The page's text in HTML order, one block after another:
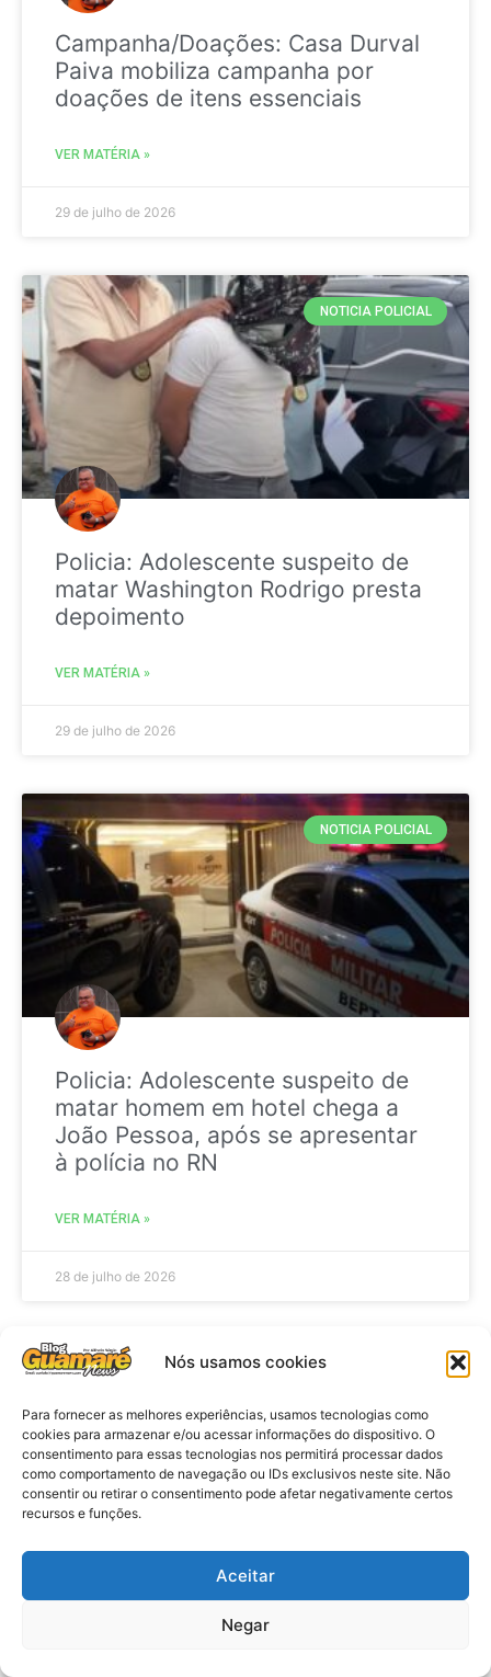
Nós usamos cookies
Para fornecer as melhores experiências, usamos tecnologias como
cookies para armazenar e/ou acessar informações do dispositivo. O
consentimento para essas tecnologias nos permitirá processar dados
como comportamento de navegação ou IDs exclusivos neste site. Não
consentir ou retirar o consentimento pode afetar negativamente certos
recursos e funções.
Aceitar
Negar
Campanha/Doações: Casa Durval
Paiva mobiliza campanha por
doações de itens essenciais
VER MATÉRIA »
29 de julho de 2026
NOTICIA POLICIAL
Policia: Adolescente suspeito de
matar Washington Rodrigo presta
depoimento
VER MATÉRIA »
29 de julho de 2026
NOTICIA POLICIAL
Policia: Adolescente suspeito de
matar homem em hotel chega a
João Pessoa, após se apresentar
à polícia no RN
VER MATÉRIA »
28 de julho de 2026
Eleições 2026: procuradores e